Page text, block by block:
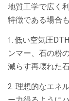
地質工学で広く
特徴である場合
1. 低い空気圧
ンマー、石の粉
減らす再壊れた
2. 理想的なエネ